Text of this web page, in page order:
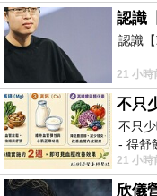
認識
認識
21 小時
不只
- 得舒
posts/
21 小時